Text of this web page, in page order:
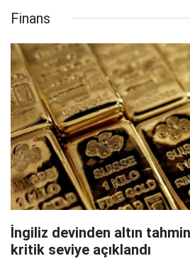
Finans
İngiliz devinden altın
kritik seviye açıklandı